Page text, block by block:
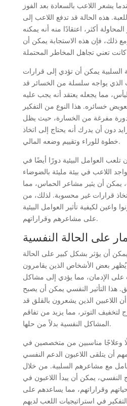
يشعر اللاعب بالسعادة بعد الفوز
هذه الحالة قد تدفع اللاعب إلى
أكثر، اعتقادًا منه أنه يمكنه
ذلك، فإن هذه الاستجابة يمكن أن
السلبية يمكن أن تؤدي إلى قرارات
الذي يواجه سلسلة من الخسائر قد
مما يجعله يعتقد أنه يجب عليه
خسائره. هذا النوع من التفكير
مفرغة من الخسارة، حيث يظل
دون أن يدرك أنه يحتاج إلى اتخاذ
خطوة للوراء وتقييم وضعه المالي.
تلعب العوامل البيئية دورًا أيضًا في
اللاعب في بيئة مليئة بالضوضاء
يمكن أن يثير مشاعر الحماس، مما
قرارات غير محسوبة. لذلك، من
واعين لكيفية تأثير العوامل البيئية
على مشاعرهم وقراراتهم.
على الحالة النفسية
أن يؤثر بشكل كبير على الحالة
يُظهر بعض الأشخاص الذين يقامرون
الإدمان، مما يؤدي إلى مشاكل
هذا التأثير النفسي يمكن أن يصبح
اللاعبين الذين يشعرون بالقلق قد
لتخفيف التوتر، مما يزيد من تفاقم
المشاكل النفسية بدلاً من حلها.
وعلاجًا مناسبين من متخصصين في
أن يتلقى اللاعبون الدعم النفسي
مع مشاعرهم السلبية. من خلال
النفسي، يمكن أن يبدأ اللاعبون في
وقراراتهم، مما يساعدهم على